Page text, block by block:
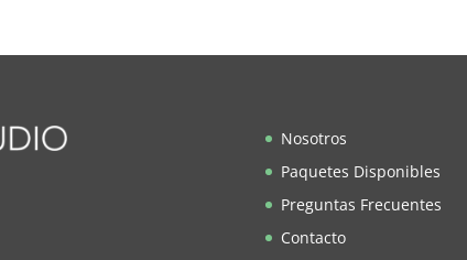
Nosotros
Paquetes Disponibles
Preguntas Frecuentes
Contacto